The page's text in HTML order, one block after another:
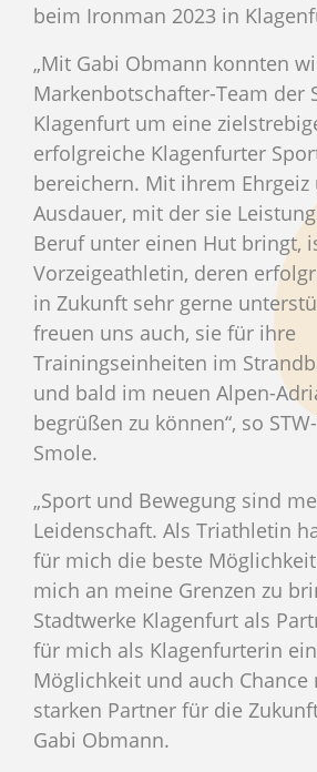
beim Ironman 2023 in
„Mit Gabi Obmann konnten
Markenbotschafter-Team der
Klagenfurt um eine
erfolgreiche Klagenfurter
bereichern. Mit ihrem Ehrgeiz
Ausdauer, mit der sie
Beruf unter einen Hut bringt,
Vorzeigeathletin, deren
in Zukunft sehr gerne
freuen uns auch, sie für ihre
Trainingseinheiten im
und bald im neuen Alpen-
begrüßen zu können“, so
Smole.
„Sport und Bewegung sind
Leidenschaft. Als Triathletin
für mich die beste
mich an meine Grenzen zu
Stadtwerke Klagenfurt als
für mich als Klagenfurterin
Möglichkeit und auch
starken Partner für die
Gabi Obmann.